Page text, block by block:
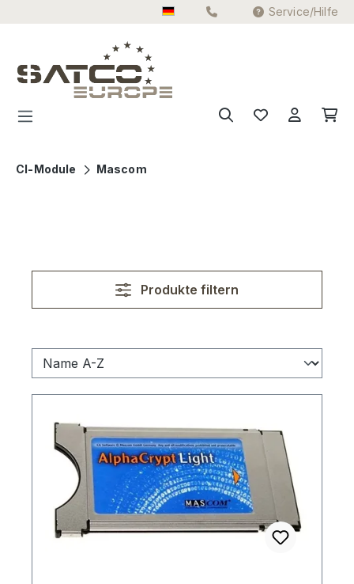
Zum Hauptinhalt springen Service/Hilfe
CI-Module Mascom
Produkte filtern